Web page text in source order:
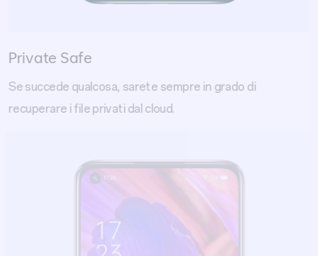
Private Safe
Se succede qualcosa, sarete sempre in grado di
recuperare i file privati dal cloud.